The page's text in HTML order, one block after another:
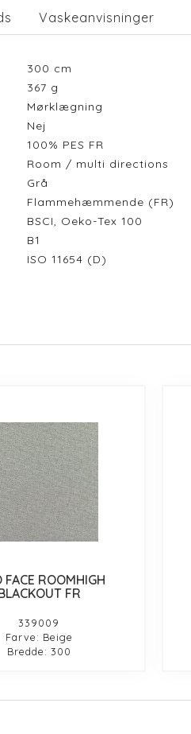
Vaskeanvisninger
300 cm
367 g
Mørklægning
Nej
100% PES FR
Room / multi directions
Grå
Flammehæmmende (FR)
BSCI, Oeko-Tex 100
B1
ISO 11654 (D)
FACE ROOMHIGH
FR
339009
Farve: Beige
Bredde: 300